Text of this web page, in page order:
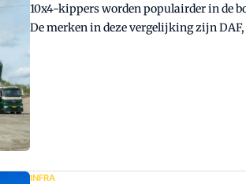
10x4-kippers worden populairder in de
De merken in deze vergelijking zijn DAF,
INFRA